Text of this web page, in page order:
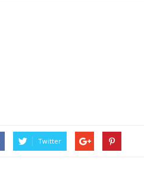
Twitter